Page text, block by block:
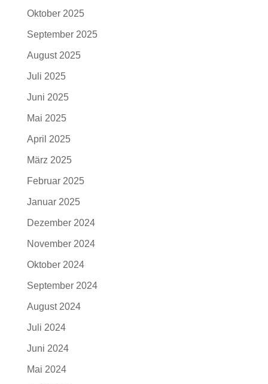
Oktober 2025
September 2025
August 2025
Juli 2025
Juni 2025
Mai 2025
April 2025
März 2025
Februar 2025
Januar 2025
Dezember 2024
November 2024
Oktober 2024
September 2024
August 2024
Juli 2024
Juni 2024
Mai 2024